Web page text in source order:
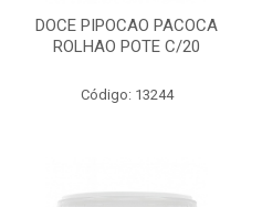
DOCE PIPOCAO PACOCA
ROLHAO POTE C/20
Código: 13244